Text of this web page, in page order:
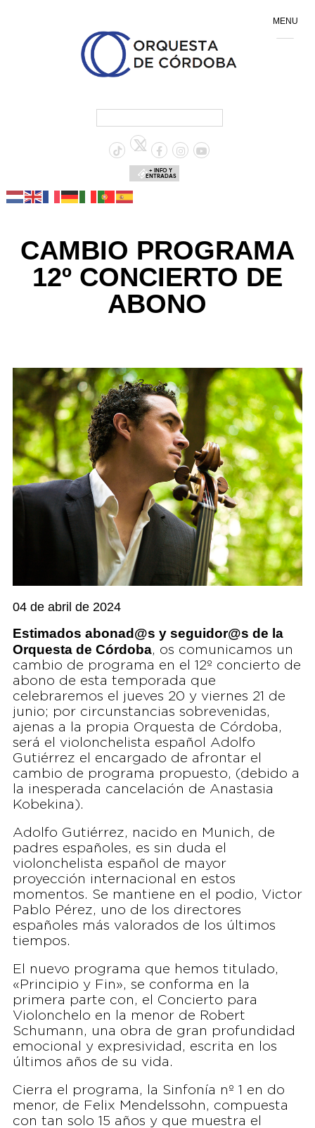
+ INFO Y
ENTRADAS
CAMBIO PROGRAMA
12º CONCIERTO DE
ABONO
04 de abril de 2024
Estimados abonad@s y seguidor@s de la
Orquesta de Córdoba, os comunicamos un
cambio de programa en el 12º concierto de
abono de esta temporada que
celebraremos el jueves 20 y viernes 21 de
junio; por circunstancias sobrevenidas,
ajenas a la propia Orquesta de Córdoba,
será el violonchelista español Adolfo
Gutiérrez el encargado de afrontar el
cambio de programa propuesto, (debido a
la inesperada cancelación de Anastasia
Kobekina).
Adolfo Gutiérrez, nacido en Munich, de
padres españoles, es sin duda el
violonchelista español de mayor
proyección internacional en estos
momentos. Se mantiene en el podio, Victor
Pablo Pérez, uno de los directores
españoles más valorados de los últimos
tiempos.
El nuevo programa que hemos titulado,
«Principio y Fin», se conforma en la
primera parte con, el Concierto para
Violonchelo en la menor de Robert
Schumann, una obra de gran profundidad
emocional y expresividad, escrita en los
últimos años de su vida.
Cierra el programa, la Sinfonía nº 1 en do
menor, de Felix Mendelssohn, compuesta
con tan solo 15 años y que muestra el
MENU